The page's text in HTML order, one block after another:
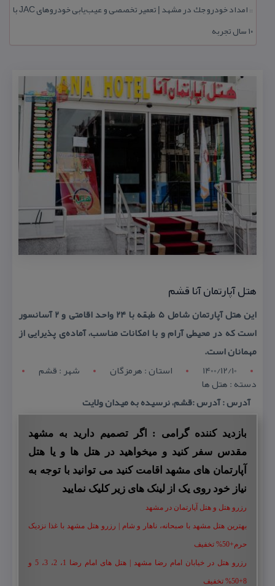
::
امداد خودرو جك در مشهد | تعمیر تخصصی و عیب‌یابی خودروهای JAC با
۱۰ سال تجربه
هتل آپارتمان آنا قشم
این هتل آپارتمان شامل ۵ طبقه با ۲۴ واحد اقامتی و ۲ آسانسور
است كه در محیطی آرام و با امكانات مناسب، آماده‌ی پذیرایی از
مهمانان است.
1400/12/10
استان : هرمزگان شهر : قشم
دسته : هتل ها
آدرس : آدرس :قشم، نرسیده به میدان ولایت
بازدید کننده گرامی : اگر تصمیم دارید به مشهد
مقدس سفر کنید و میخواهید در هتل ها و یا هتل
آپارتمان های مشهد اقامت کنید می توانید با توجه به
نیاز خود روی یک از لینک های زیر کلیک نمایید
رزرو هتل و هتل آپارتمان در مشهد
بهترین هتل مشهد با صبحانه، ناهار و شام | رزرو هتل مشهد با غذا نزدیک
حرم+50% تخفیف
رزرو هتل در خیابان امام رضا مشهد | هتل‌ های امام رضا 1، 2، 3، 5 و
8+50% تخفیف